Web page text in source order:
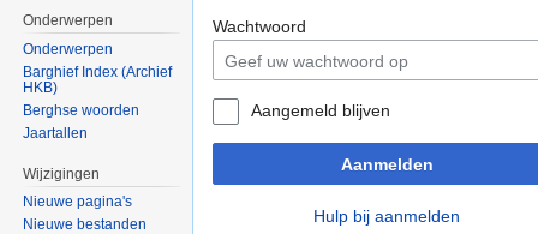
Wachtwoord
Aangemeld blijven
Aanmelden
Hulp bij aanmelden
Onderwerpen
Onderwerpen
Barghief Index (Archief
HKB)
Berghse woorden
Jaartallen
Wijzigingen
Nieuwe pagina's
Nieuwe bestanden